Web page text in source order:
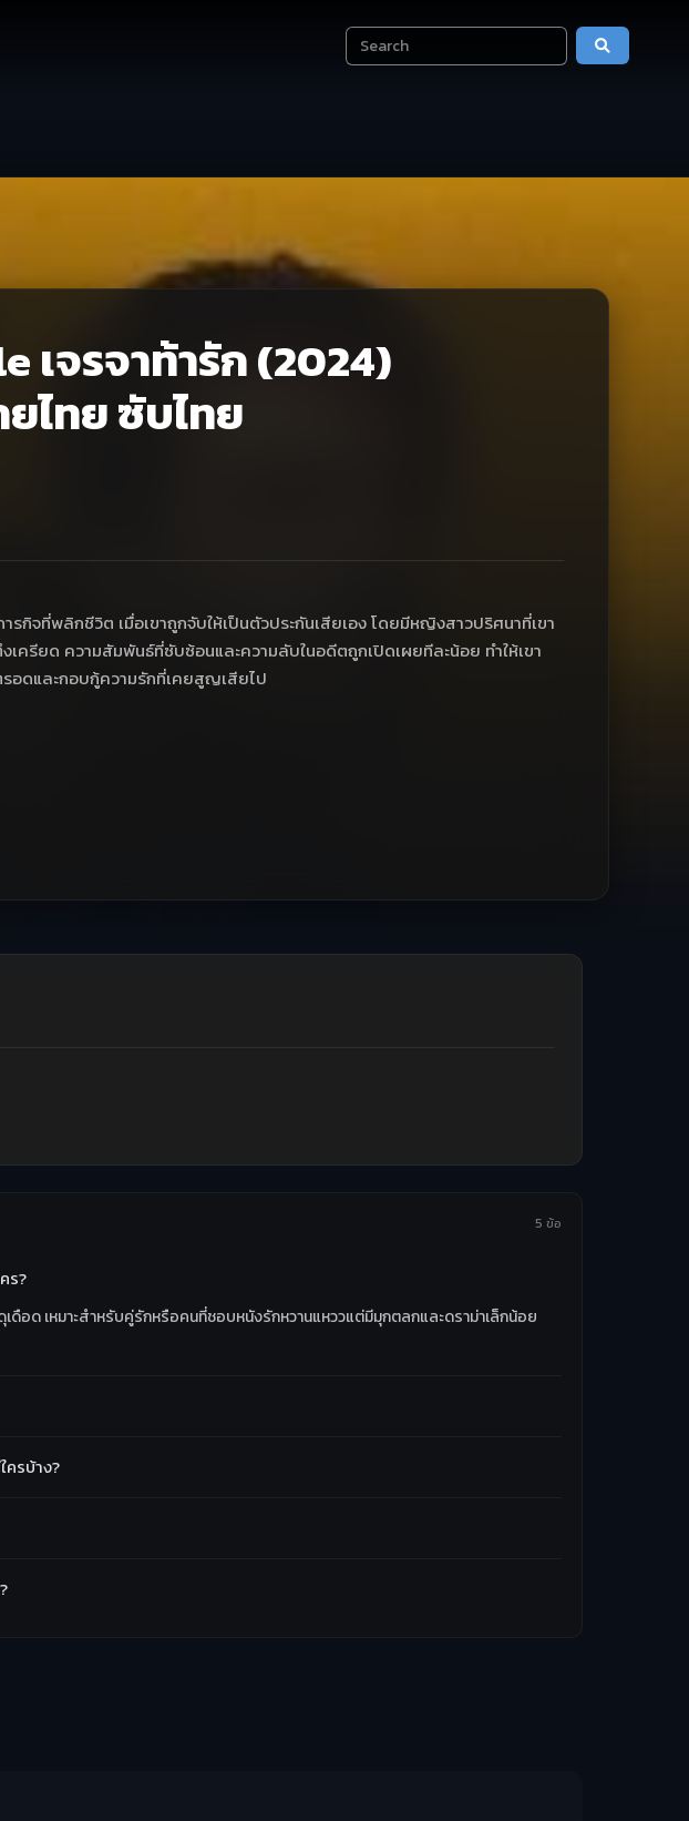
เจรจาท้ารัก (2024)
ไทย ซับไทย
กิจที่พลิกชีวิต เมื่อเขาถูกจับให้เป็นตัวประกันเสียเอง โดยมีหญิงสาวปริศนาที่เขา
งเครียด ความสัมพันธ์ที่ซับซ้อนและความลับในอดีตถูกเปิดเผยทีละน้อย ทำให้เขา
รอดและกอบกู้ความรักที่เคยสูญเสียไป
5 ข้อ
ร?
ดือด เหมาะสำหรับคู่รักหรือคนที่ชอบหนังรักหวานแหววแต่มีมุกตลกและดราม่าเล็กน้อย
ครบ้าง?